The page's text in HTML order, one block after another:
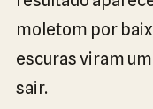
moletom por
escuras viram
sair.